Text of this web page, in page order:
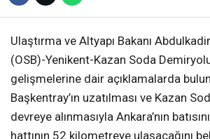
Ulaştırma ve Altyapı Bakanı
(OSB)-Yenikent-Kazan Soda
gelişmelerine dair açıklamalarda
Başkentray’ın uzatılması ve Kazan
devreye alınmasıyla Ankara’nın
hattının 52 kilometreye ulaşacağını